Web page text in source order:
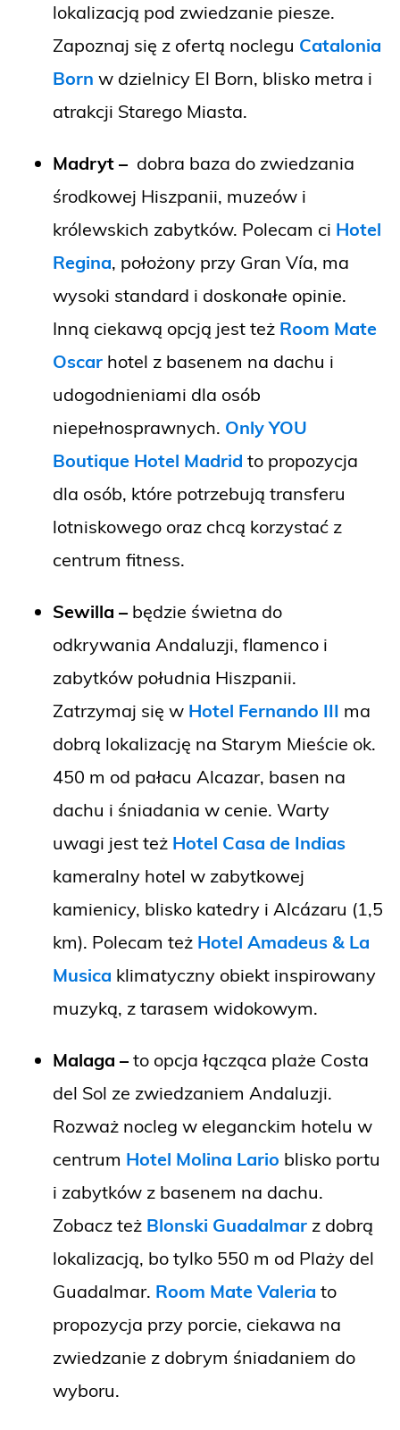
lokalizacją pod zwiedzanie piesze.
Zapoznaj się z ofertą noclegu Catalonia
Born w dzielnicy El Born, blisko metra i
atrakcji Starego Miasta.
Madryt – dobra baza do zwiedzania
środkowej Hiszpanii, muzeów i
królewskich zabytków. Polecam ci Hotel
Regina, położony przy Gran Vía, ma
wysoki standard i doskonałe opinie.
Inną ciekawą opcją jest też Room Mate
Oscar hotel z basenem na dachu i
udogodnieniami dla osób
niepełnosprawnych. Only YOU
Boutique Hotel Madrid to propozycja
dla osób, które potrzebują transferu
lotniskowego oraz chcą korzystać z
centrum fitness.
Sewilla – będzie świetna do
odkrywania Andaluzji, flamenco i
zabytków południa Hiszpanii.
Zatrzymaj się w Hotel Fernando III ma
dobrą lokalizację na Starym Mieście ok.
450 m od pałacu Alcazar, basen na
dachu i śniadania w cenie. Warty
uwagi jest też Hotel Casa de Indias
kameralny hotel w zabytkowej
kamienicy, blisko katedry i Alcázaru (1,5
km). Polecam też Hotel Amadeus & La
Musica klimatyczny obiekt inspirowany
muzyką, z tarasem widokowym.
Malaga – to opcja łącząca plaże Costa
del Sol ze zwiedzaniem Andaluzji.
Rozważ nocleg w eleganckim hotelu w
centrum Hotel Molina Lario blisko portu
i zabytków z basenem na dachu.
Zobacz też Blonski Guadalmar z dobrą
lokalizacją, bo tylko 550 m od Plaży del
Guadalmar. Room Mate Valeria to
propozycja przy porcie, ciekawa na
zwiedzanie z dobrym śniadaniem do
wyboru.